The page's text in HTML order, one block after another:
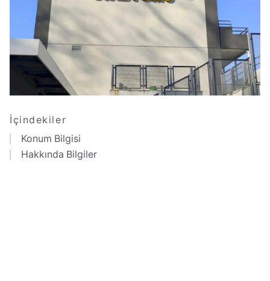
İçindekiler
Konum Bilgisi
Hakkında Bilgiler